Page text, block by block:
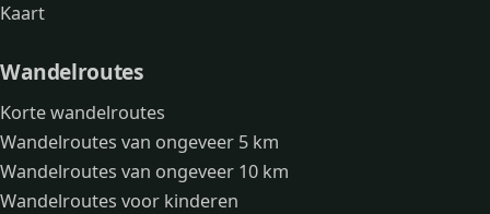
Kaart
Wandelroutes
Korte wandelroutes
Wandelroutes van ongeveer 5 km
Wandelroutes van ongeveer 10 km
Wandelroutes voor kinderen